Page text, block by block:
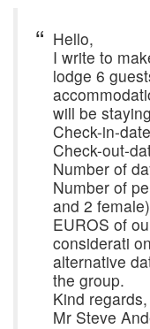
Hello,
I write to
lodge 6
will be
Check-in-
Check-out-
Number of
Number of
and 2
EUROS of
considerati
alternative
the group.
Kind regards,
Mr Steve